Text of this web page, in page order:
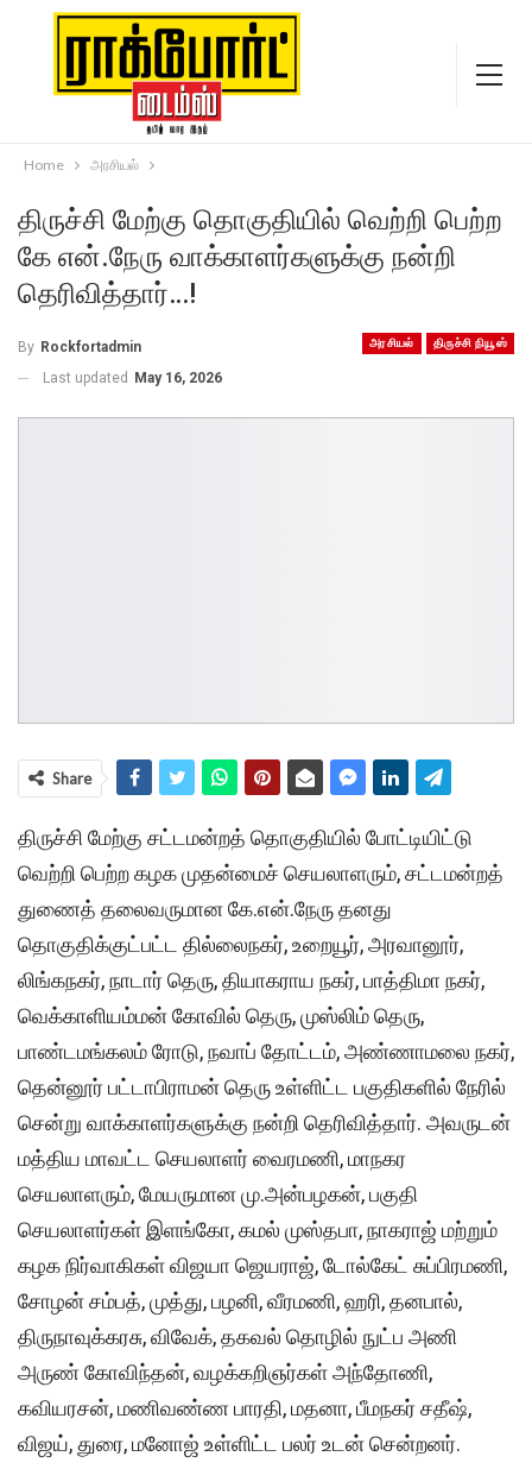
Home அரசியல்
திருச்சி மேற்கு தொகுதியில் வெற்றி பெற்ற
கே என்.நேரு வாக்காளர்களுக்கு நன்றி
தெரிவித்தார்…!
அரசியல் திருச்சி நியூஸ்
By Rockfortadmin
Last updated May 16, 2026
Share
திருச்சி மேற்கு சட்டமன்றத் தொகுதியில் போட்டியிட்டு
வெற்றி பெற்ற கழக முதன்மைச் செயலாளரும், சட்டமன்றத்
துணைத் தலைவருமான கே.என்.நேரு தனது
தொகுதிக்குட்பட்ட தில்லைநகர், உறையூர், அரவானூர்,
லிங்கநகர், நாடார் தெரு, தியாகராய நகர், பாத்திமா நகர்,
வெக்காளியம்மன் கோவில் தெரு, முஸ்லிம் தெரு,
பாண்டமங்கலம் ரோடு, நவாப் தோட்டம், அண்ணாமலை நகர்,
தென்னூர் பட்டாபிராமன் தெரு உள்ளிட்ட பகுதிகளில் நேரில்
சென்று வாக்காளர்களுக்கு நன்றி தெரிவித்தார். அவருடன்
மத்திய மாவட்ட செயலாளர் வைரமணி, மாநகர
செயலாளரும், மேயருமான மு.அன்பழகன், பகுதி
செயலாளர்கள் இளங்கோ, கமல் முஸ்தபா, நாகராஜ் மற்றும்
கழக நிர்வாகிகள் விஜயா ஜெயராஜ், டோல்கேட் சுப்பிரமணி,
சோழன் சம்பத், முத்து, பழனி, வீரமணி, ஹரி, தனபால்,
திருநாவுக்கரசு, விவேக், தகவல் தொழில் நுட்ப அணி
அருண் கோவிந்தன், வழக்கறிஞர்கள் அந்தோணி,
கவியரசன், மணிவண்ண பாரதி, மதனா, பீமநகர் சதீஷ்,
விஜய், துரை, மனோஜ் உள்ளிட்ட பலர் உடன் சென்றனர்.